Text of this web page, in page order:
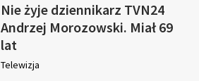
Nie żyje dziennikarz TVN24
Andrzej Morozowski. Miał 69
lat
Telewizja